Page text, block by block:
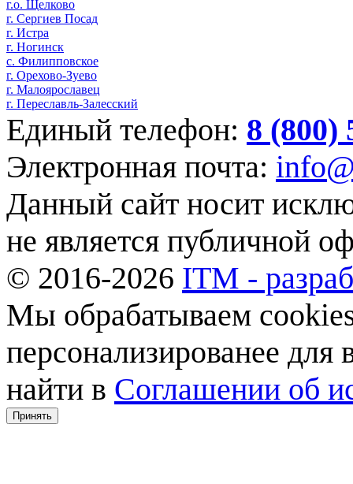
г.о. Щелково
г. Сергиев Посад
г. Истра
г. Ногинск
с. Филипповское
г. Орехово-Зуево
г. Малоярославец
г. Переславль-Залесский
Единый телефон: 8 (800)
Электронная почта:
Данный сайт носит
не является публичной
© 2016-2026 ITM -
Мы обрабатываем
персонализированее
найти в Соглашении об
Принять